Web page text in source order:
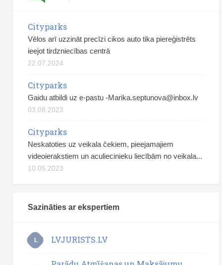
Cityparks
Vēlos arī uzzināt precīzi cikos auto tika piereģistrēts
ieejot tirdzniecības centrā
22.07.2024
Cityparks
Gaidu atbildi uz e-pastu -Marika.septunova@inbox.lv
03.08.2023
Cityparks
Neskatoties uz veikala čekiem, pieejamajiem
videoierakstiem un aculiecinieku liecībām no veikala...
10.05.2023
Sazināties ar ekspertiem
L LVJURISTS.LV